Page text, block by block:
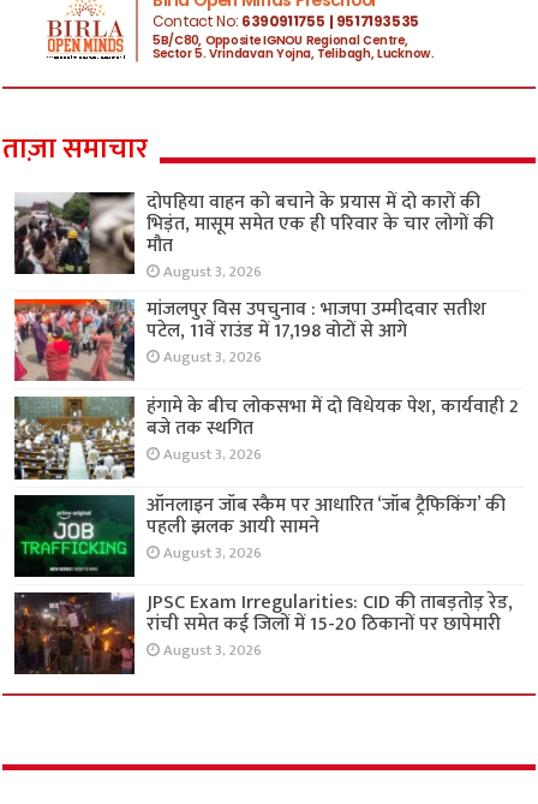
ताज़ा समाचार
दोपहिया वाहन को बचाने के प्रयास में दो कारों की
भिड़ंत, मासूम समेत एक ही परिवार के चार लोगों की
मौत
August 3, 2026
मांजलपुर विस उपचुनाव : भाजपा उम्मीदवार सतीश
पटेल, 11वें राउंड में 17,198 वोटों से आगे
August 3, 2026
हंगामे के बीच लोकसभा में दो विधेयक पेश, कार्यवाही 2
बजे तक स्थगित
August 3, 2026
ऑनलाइन जॉब स्कैम पर आधारित ‘जॉब ट्रैफिकिंग’ की
पहली झलक आयी सामने
August 3, 2026
JPSC Exam Irregularities: CID की ताबड़तोड़ रेड,
रांची समेत कई जिलों में 15-20 ठिकानों पर छापेमारी
August 3, 2026